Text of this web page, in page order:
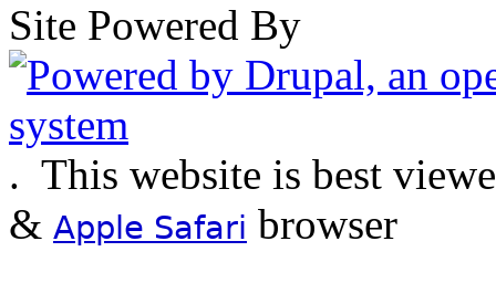
Site Powered By
. This website is best
& Apple Safari browser